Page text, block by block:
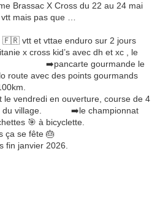
Brassac X Cross du 22 au 24 mai
mais pas que …
🇫🇷 vtt et vttae enduro sur 2 jours
kid’s avec dh et xc , le
gourmande le
route avec des points gourmands
vendredi en ouverture, course de 4
du village. ➡️le championnat
fléchettes 🎯 à bicyclette.
ça se fête 🎂
fin janvier 2026.